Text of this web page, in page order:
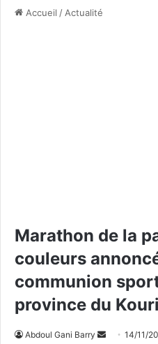
Accueil / Actualité
Marathon de la
couleurs
communion
province du
Abdoul Gani Barry 14/11/